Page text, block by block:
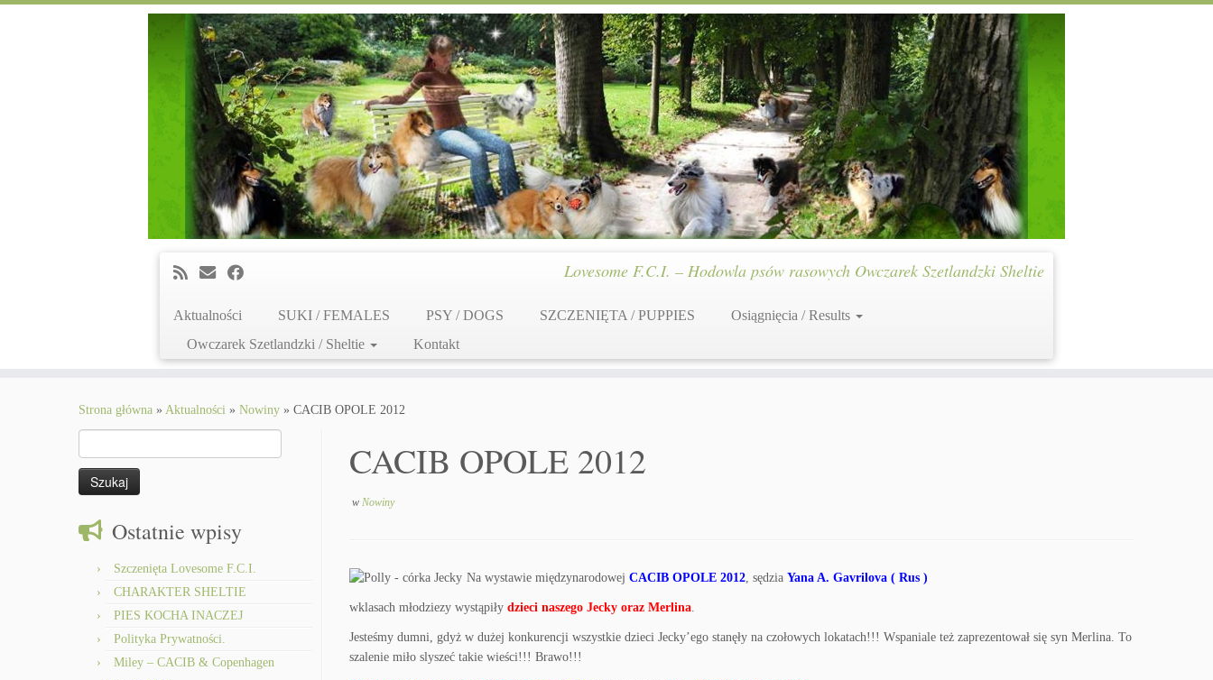
Lovesome F.C.I. – Hodowla psów rasowych Owczarek Szetlandzki Sheltie
Aktualności SUKI / FEMALES PSY / DOGS SZCZENIĘTA / PUPPIES
Osiągnięcia / Results
Owczarek Szetlandzki / Sheltie
Kontakt
Strona główna » Aktualności » Nowiny » CACIB OPOLE 2012
Ostatnie wpisy
Szczenięta Lovesome F.C.I.
CHARAKTER SHELTIE
PIES KOCHA INACZEJ
Polityka Prywatności.
Miley – CACIB & Copenhagen
CACIB OPOLE 2012
w Nowiny
Na wystawie międzynarodowej CACIB OPOLE 2012, sędzia Yana A. Gavrilova ( Rus )
wklasach młodziezy wystąpiły dzieci naszego Jecky oraz Merlina.
Jesteśmy dumni, gdyż w dużej konkurencji wszystkie dzieci Jecky’ego stanęły na czołowych lokatach!!! Wspaniale też zaprezentował się syn Merlina. To
szalenie miło slyszeć takie wieści!!! Brawo!!!